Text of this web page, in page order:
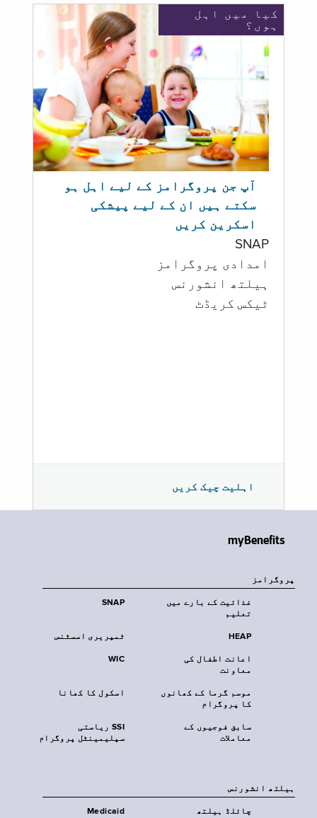
کیا میں اہل
ہوں؟
آپ جن پروگرامز کے لیے اہل ہو
سکتے ہیں ان کے لیے پیشکی
اسکرین کریں
SNAP
امدادی پروگرامز
‏ہیلتھ انشورنس
ٹیکس کریڈٹ
اہلیت چیک کریں
myBenefits
پروگرامز
SNAP
غذائیت کے بارے میں
تعلیم
ٹمپریری اسسٹنس HEAP
WIC
اعانت اطفال کی
معاونت
اسکول کا کھانا
موسم گرما کے کھانوں
کا پروگرام
SSI ریاستی
سپلیمینٹل پروگرام
سابق فوجیوں کے
معاملات
‏ہیلتھ انشورنس
Medicaid
چائلڈ ہیلتھ